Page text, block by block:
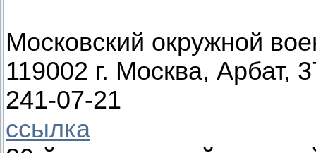
Московский окружной
119002 г. Москва, Арбат,
241-07-21
ссылка